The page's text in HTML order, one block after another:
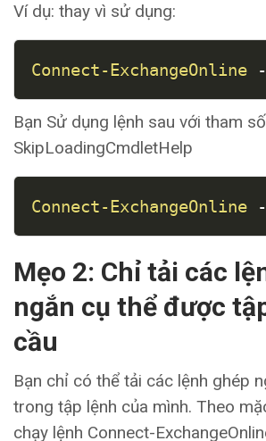
Ví dụ: thay vì sử dụng:
Connect-ExchangeOnline -
Bạn Sử dụng lệnh sau với tham
SkipLoadingCmdletHelp
Connect-ExchangeOnline -
Mẹo 2: Chỉ tải các
ngắn cụ thể được
cầu
Bạn chỉ có thể tải các lệnh ghép
trong tập lệnh của mình. Theo
chạy lệnh Connect-